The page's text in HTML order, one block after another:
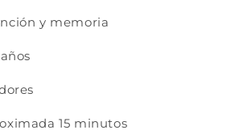
y memoria
15 minutos